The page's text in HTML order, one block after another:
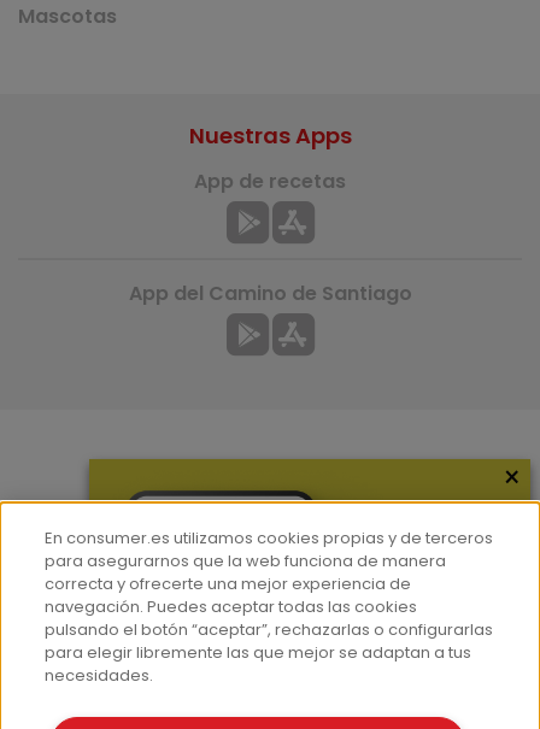
Mascotas
Hemeroteca
Contacto
Prensa
Corpus Lingüístico Consumer
Nuestras Apps
App de recetas
App del Camino de Santiago
×
En consumer.es utilizamos cookies propias y de terceros
para asegurarnos que la web funciona de manera
correcta y ofrecerte una mejor experiencia de
navegación. Puedes aceptar todas las cookies
pulsando el botón “aceptar”, rechazarlas o configurarlas
para elegir libremente las que mejor se adaptan a tus
necesidades.